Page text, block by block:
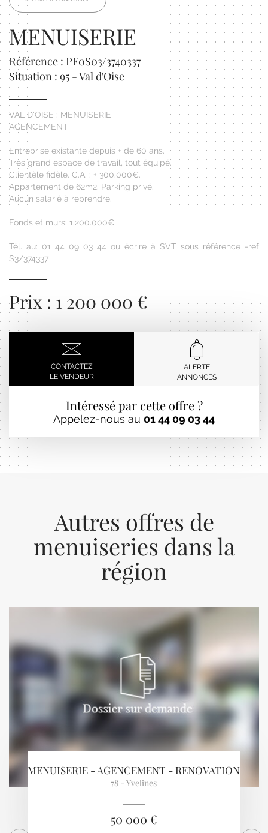
MENUISERIE
Référence : PF0S03/3740337
Situation : 95 - Val d'Oise
VAL D'OISE : MENUISERIE
AGENCEMENT
Entreprise existante depuis + de 60 ans.
Très grand espace de travail, tout équipé.
Clientèle fidèle. C.A. : + 300.000€.
Appartement de 62m2. Parking privé.
Aucun salarié à reprendre.
Fonds et murs: 1.200.000€
Tél. au: 01 44 09 03 44 ou écrire à SVT sous référence -ref
S3/374337
Prix : 1 200 000 €
CONTACTEZ
LE VENDEUR
ALERTE
ANNONCES
Intéressé par cette offre ?
Appelez-nous au 01 44 09 03 44
Autres offres de
menuiseries dans la
région
MENUISERIE - AGENCEMENT - RENOVATION
78 - Yvelines
50 000 €